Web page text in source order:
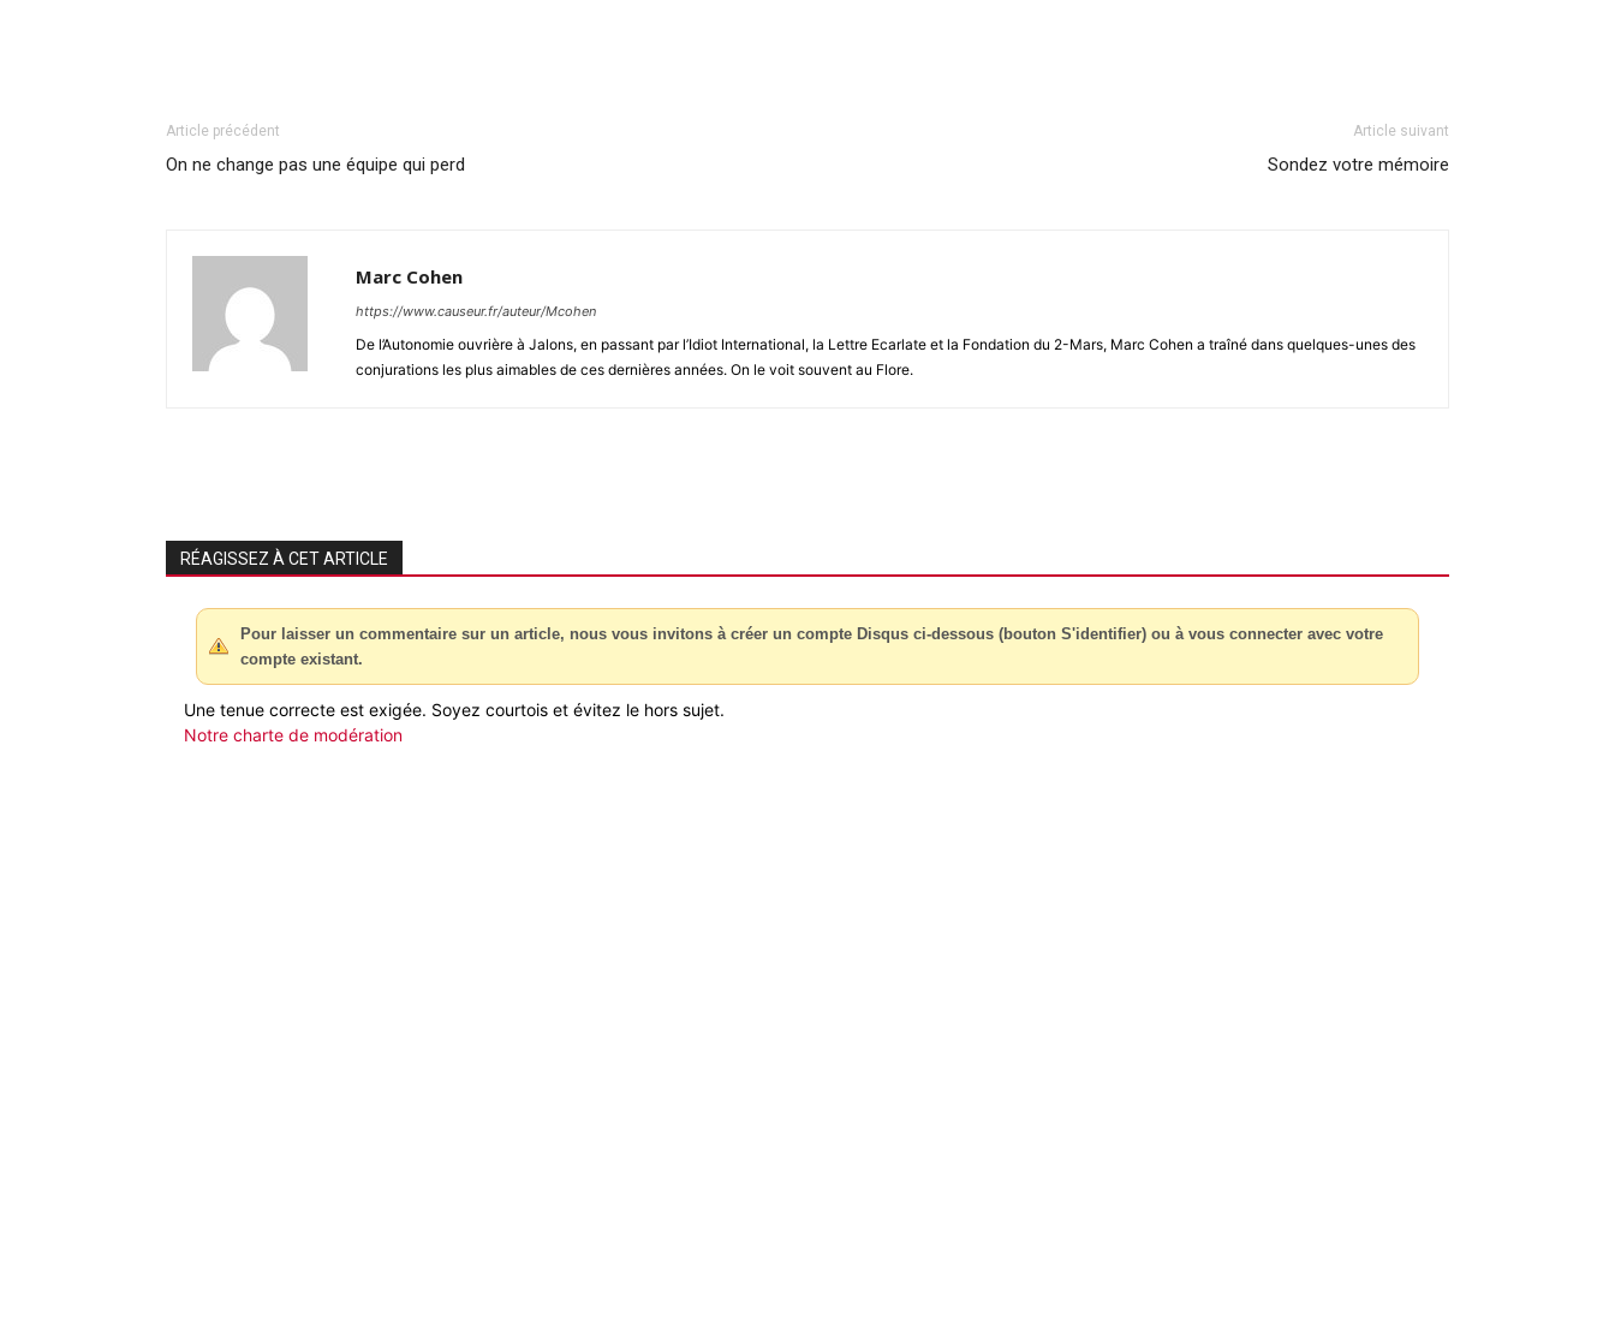
Article précédent
On ne change pas une équipe qui perd
Article suivant
Sondez votre mémoire
Marc Cohen
https://www.causeur.fr/auteur/Mcohen
De l’Autonomie ouvrière à Jalons, en passant par l’Idiot International, la Lettre Ecarlate et la Fondation du 2-Mars, Marc Cohen a traîné dans quelques-unes des
conjurations les plus aimables de ces dernières années. On le voit souvent au Flore.
RÉAGISSEZ À CET ARTICLE
Pour laisser un commentaire sur un article, nous vous invitons à créer un compte Disqus ci-dessous (bouton S'identifier) ou à vous connecter avec votre
compte existant.
Une tenue correcte est exigée. Soyez courtois et évitez le hors sujet.
Notre charte de modération